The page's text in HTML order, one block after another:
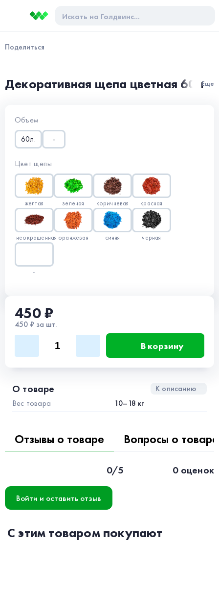
Поделиться
Декоративная щепа цветная 60лЕще
Объем
60л.
-
Цвет щепы
желтая зеленая коричневая красная
неокрашенная оранжевая синяя черная
-
О товаре
К описанию
Вес товара
10–18 кг
450 ₽
450 ₽ за шт.
В корзину
Отзывы о товаре Вопросы о товаре
0/5 0 оценок
Войти и оставить отзыв
С этим товаром покупают